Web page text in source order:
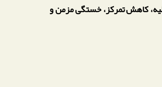
کاهش تمرکز، خستگی مزمن و